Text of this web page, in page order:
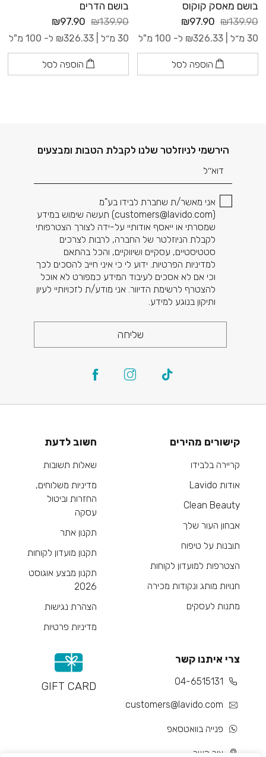
בושם מאסק קוקוס
₪139.90
₪97.90
30 מ״ל | ₪326.33 ל- 100 מ"ל
הוספה לסל
בושם הדרים
₪139.90
₪97.90
30 מ״ל | ₪326.33 ל- 100 מ"ל
הוספה לסל
הירשמי לניוזלטר שלנו לקבלת הטבות ומבצעים
דוא׳׳ל
אני מאשר/ת שחברת לבידו בע"מ
(
customers@lavido.com) תעשה שימוש במידע
שמסרתי או ייאסף אודותיי על-ידה לצורך הצטרפותי
לקבלת הניוזלטר של החברה, לרבות לצרכים
סטטיסטיים, עסקיים ושיווקיים, והכל בהתאם
למדיניות הפרטיות. ידוע לי כי איני חייב להסכים לכך
וכי אם לא אסכים לעיבוד המידע כמפורט לא אוכל
להצטרף לרשימת הדיוור. אני מודע/ת לזכויותיי לעיון
ותיקון בנוגע למידע.
שליחה
קישורים מהירים
קריירה בלבידו
אודות Lavido
Clean Beauty
אבחון העור שלך
תובנות על טיפוח
הצטרפות למועדון לקוחות
חנויות מותג ונקודות מכירה
מתנות לעסקים
חשוב לדעת
שאלות תשובות
מדיניות משלוחים,
החזרות וביטול
עסקה
תקנון אתר
תקנון מועדון לקוחות
תקנון מבצע אוגוסט
2026
הצהרת נגישות
מדיניות פרטיות
צרי איתנו קשר
04-6515131
customers@lavido.com
פנייה בוואטסאפ
צור קשר
GIFT CARD